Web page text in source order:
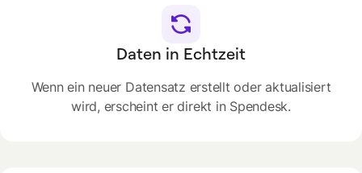
Daten in Echtzeit
Wenn ein neuer Datensatz erstellt oder aktualisiert
wird, erscheint er direkt in Spendesk.